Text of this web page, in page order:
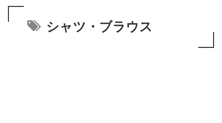
シャツ・ブラウス